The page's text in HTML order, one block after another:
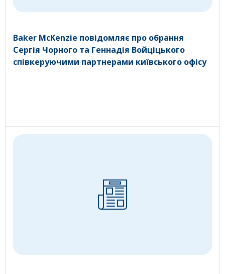
Baker McKenzie повідомляє про обрання
Сергія Чорного та Геннадія Войціцького
співкеруючими партнерами київського офісу